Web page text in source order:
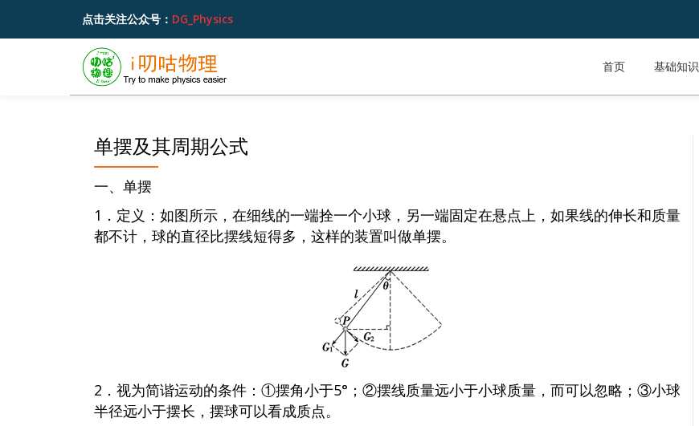
跳
点击关注公众号： DG_Physics
首页 基础知识
单摆及其周期公式
一、单摆
1．定义：如图所示，在细线的一端拴一个小球，另一端固定在悬点上，如果线的伸长和质量
都不计，球的直径比摆线短得多，这样的装置叫做单摆。
2．视为简谐运动的条件：①摆角小于5°；②摆线质量远小于小球质量，而可以忽略；③小球
半径远小于摆长，摆球可以看成质点。